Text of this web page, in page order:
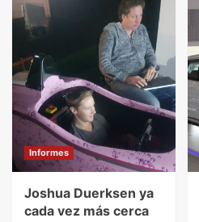
Informes
Joshua Duerksen ya
cada vez más cerca